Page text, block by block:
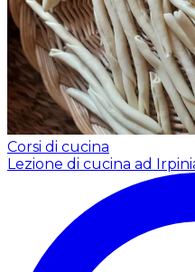
Corsi di cucina
Lezione di cucina ad